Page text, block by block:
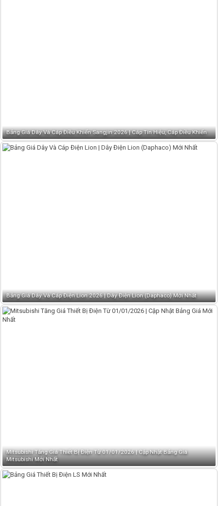
Bảng Giá Dây Và Cáp Điều Khiển Sangjin 2026 | Cáp Tín Hiệu, Cáp Điều Khiển
Bảng Giá Dây Và Cáp Điện Lion 2026 | Dây Điện Lion (Daphaco) Mới Nhất
Mitsubishi Tăng Giá Thiết Bị Điện Từ 01/01/2026 | Cập Nhật Bảng Giá
Mitsubishi Mới Nhất